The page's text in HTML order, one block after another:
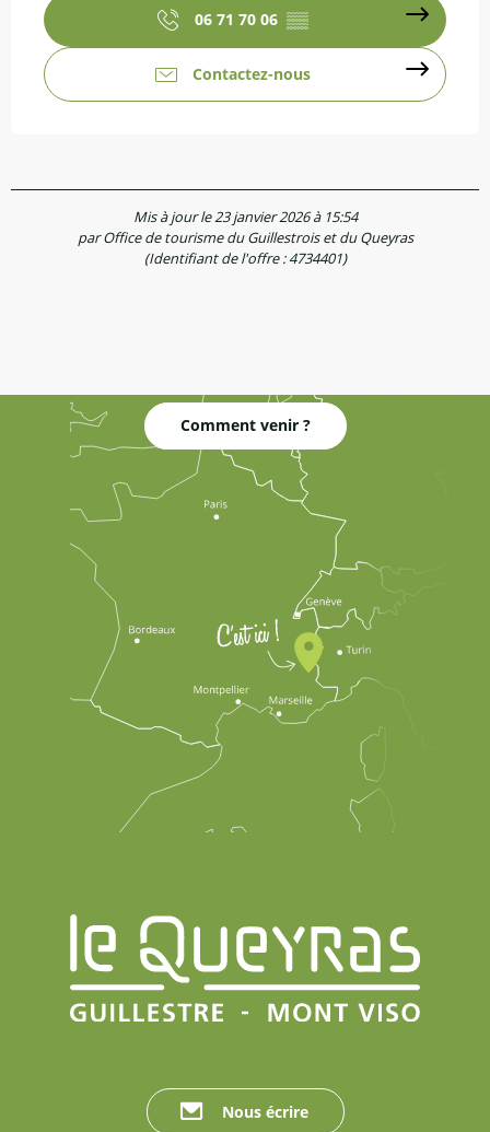
06 71 70 06 ▒▒
Contactez-nous
Mis à jour le 23 janvier 2026 à 15:54
par Office de tourisme du Guillestrois et du Queyras
(Identifiant de l'offre :4734401)
Comment venir ?
Nous écrire